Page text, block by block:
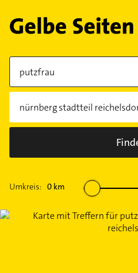
Umkreis: 0 km